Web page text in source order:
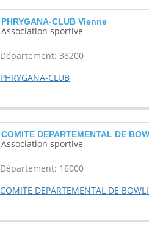
PHRYGANA-CLUB Vienne
Association sportive
Département: 38200
PHRYGANA-CLUB
COMITE DEPARTEMENTAL DE
Association sportive
Département: 16000
COMITE DEPARTEMENTAL DE